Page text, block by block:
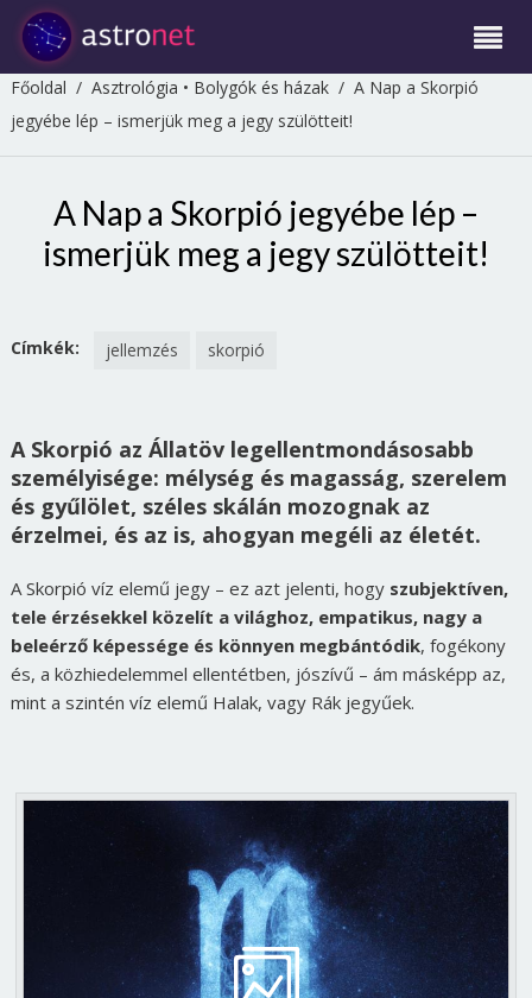
Főoldal / Asztrológia • Bolygók és házak/ A Nap a Skorpió
jegyébe lép – ismerjük meg a jegy szülötteit!
A Nap a Skorpió jegyébe lép –
ismerjük meg a jegy szülötteit!
Címkék: jellemzés skorpió
A Skorpió az Állatöv legellentmondásosabb
személyisége: mélység és magasság, szerelem
és gyűlölet, széles skálán mozognak az
érzelmei, és az is, ahogyan megéli az életét.
A Skorpió víz elemű jegy – ez azt jelenti, hogy szubjektíven,
tele érzésekkel közelít a világhoz, empatikus, nagy a
beleérző képessége és könnyen megbántódik, fogékony
és, a közhiedelemmel ellentétben, jószívű – ám másképp az,
mint a szintén víz elemű Halak, vagy Rák jegyűek.